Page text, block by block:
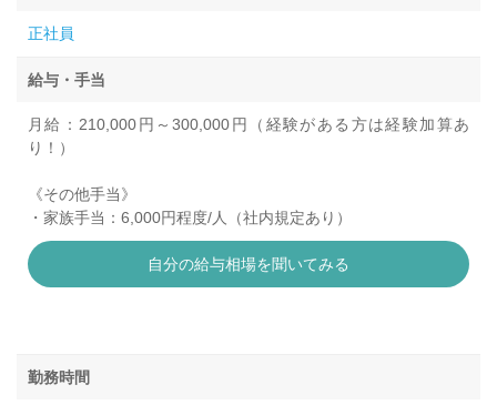
正社員
給与・手当
月給：210,000円～300,000円（経験がある方は経験加算あ
り！）
《その他手当》
・家族手当：6,000円程度/人（社内規定あり）
自分の給与相場を聞いてみる
勤務時間